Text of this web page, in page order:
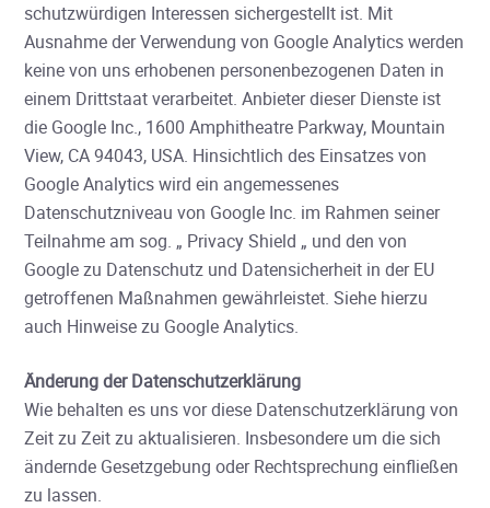
schutzwürdigen Interessen sichergestellt ist. Mit
Ausnahme der Verwendung von Google Analytics werden
keine von uns erhobenen personenbezogenen Daten in
einem Drittstaat verarbeitet. Anbieter dieser Dienste ist
die Google Inc., 1600 Amphitheatre Parkway, Mountain
View, CA 94043, USA. Hinsichtlich des Einsatzes von
Google Analytics wird ein angemessenes
Datenschutzniveau von Google Inc. im Rahmen seiner
Teilnahme am sog. „ Privacy Shield „ und den von
Google zu Datenschutz und Datensicherheit in der EU
getroffenen Maßnahmen gewährleistet. Siehe hierzu
auch Hinweise zu Google Analytics.
Änderung der Datenschutzerklärung
Wie behalten es uns vor diese Datenschutzerklärung von
Zeit zu Zeit zu aktualisieren. Insbesondere um die sich
ändernde Gesetzgebung oder Rechtsprechung einfließen
zu lassen.